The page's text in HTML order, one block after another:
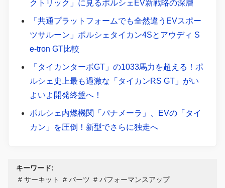
クトリック」に見るポルシェEV新戦略の深層
「共通プラットフォームでも全然違うEVスポー
ツサルーン」ポルシェタイカン4Sとアウディ S
e-tron GT比較
「タイカンターボGT」の1033馬力を超える！ポ
ルシェ史上最も過激な「タイカンRS GT」がい
よいよ開発終盤へ！
ポルシェ内燃機関「パナメーラ」、EVの「タイ
カン」を圧倒！新型でさらに独走へ
キーワード:
サーキット
パーツ
パフォーマンスアップ